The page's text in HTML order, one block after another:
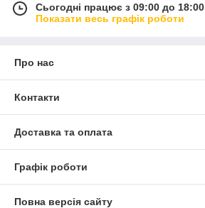
Сьогодні працює з 09:00 до 18:00
Показати весь графік роботи
Про нас
Контакти
Доставка та оплата
Графік роботи
Повна версія сайту